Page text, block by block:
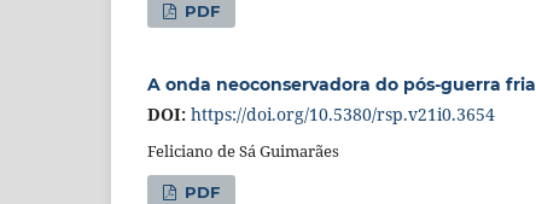
PDF
A onda neoconservadora do pós-guerra fria
DOI: https://doi.org/10.5380/rsp.v21i0.3654
Feliciano de Sá Guimarães
PDF